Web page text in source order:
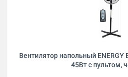
Вентилятор напольный ENERGY
45Вт с пультом,